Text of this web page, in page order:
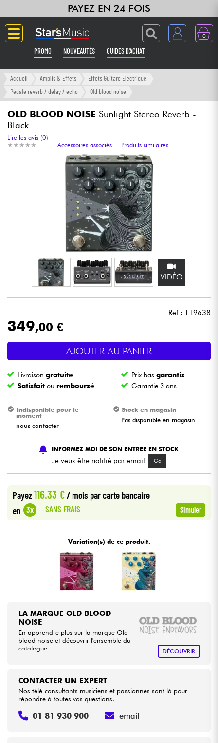
PAYEZ EN 24 FOIS
0
PROMO NOUVEAUTÉS GUIDES D'ACHAT
Langue
Synthés & Sampleurs
Home Studio
Micros & HF
DJ
Eclairage
Batteries & Percu
Vents
Violons & Quatuor
Eveil Musical
Câbles & Access.
Packs
Accueil Amplis & Effets
Effets Guitare Electrique
Pédale reverb / delay / echo
Old blood noise
OLD BLOOD NOISE Sunlight Stereo Reverb -
Black
★ ★ ★ ★ ★
★ ★ ★ ★ ★
Lire les avis (0)
Accessoires associés
Produits similaires
VIDÉO
Ref : 119638
349,00 €
AJOUTER AU PANIER
Livraisongratuite Prix basgarantis
Satisfait ou remboursé Garantie 3 ans
Indisponible pour le
moment
nous contacter
Stock en magasin
Pas disponible en magasin
INFORMEZ MOI DE SON ENTREE EN STOCK
Je veux être notifié par email Go
Payez116.33 €/ mois par carte bancaire
en 3x SANS FRAIS Simuler
Variation(s) de ce produit.
LA MARQUE OLD BLOOD
NOISE
En apprendre plus sur la marque Old
blood noise et découvrir l'ensemble du
catalogue.
DÉCOUVRIR
CONTACTER UN EXPERT
Nos télé-consultants musiciens et passionnés sont là pour
répondre à toutes vos questions.
01 81 930 900 email